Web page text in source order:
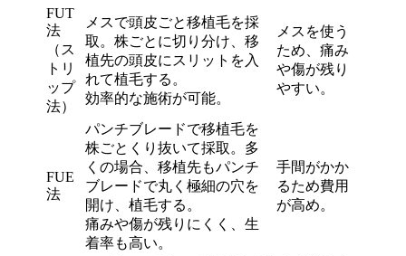
FUT
法
（ス
トリ
ップ
法）
メスで頭皮ごと移植毛を採
取。株ごとに切り分け、移
植先の頭皮にスリットを入
れて植毛する。
効率的な施術が可能。
メスを使う
ため、痛み
や傷が残り
やすい。
FUE
法
パンチブレードで移植毛を
株ごとくり抜いて採取。多
くの場合、移植先もパンチ
ブレードで丸く極細の穴を
開け、植毛する。
痛みや傷が残りにくく、生
着率も高い。
手間がかか
るため費用
が高め。